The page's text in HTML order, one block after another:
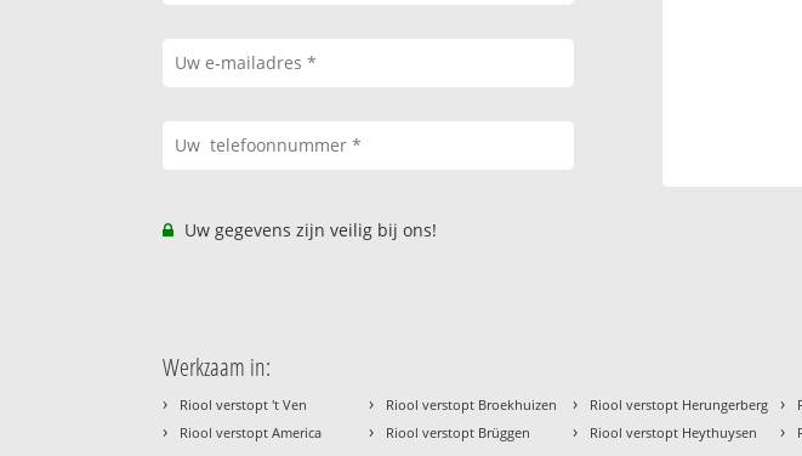
Uw gegevens zijn veilig bij ons!
Werkzaam in:
› Riool verstopt 't Ven
› Riool verstopt America
› Riool verstopt Broekhuizen
› Riool verstopt Brüggen
› Riool verstopt Herungerberg
› Riool verstopt Heythuysen
›
›